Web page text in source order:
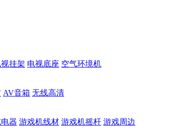
挂架 电视底座 空气环境机
AV音箱 无线高清
器 游戏机线材 游戏机摇杆 游戏周边